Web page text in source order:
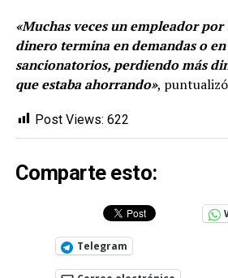
«Muchas veces un empleador
dinero termina en demandas o en
sancionatorios, perdiendo más
que estaba ahorrando»,
Post Views: 622
Comparte esto:
Telegram